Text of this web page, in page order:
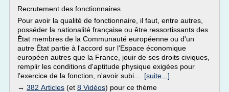
Recrutement des fonctionnaires
Pour avoir la qualité de fonctionnaire, il faut, entre autres,
posséder la nationalité française ou être ressortissants des
État membres de la Communauté européenne ou d'un
autre État partie à l'accord sur l'Espace économique
européen autres que la France, jouir de ses droits civiques,
remplir les conditions d'aptitude physique exigées pour
l'exercice de la fonction, n'avoir subi... [suite...]
→ 382 Articles (et 8 Vidéos) pour ce thème